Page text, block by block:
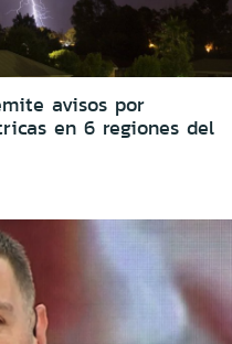
avisos por
en 6 regiones del